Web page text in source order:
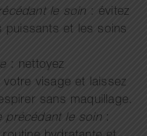
le soin : évitez
puissants et les soins
: nettoyez
votre visage et laissez
sans maquillage.
précédant le soin: